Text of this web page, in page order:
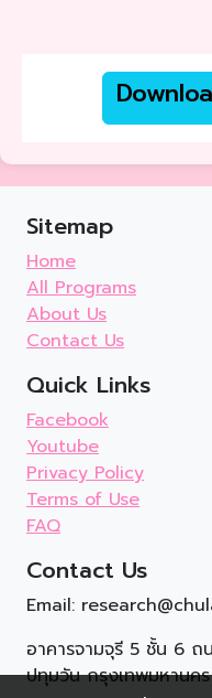
Sitemap
Home
All Programs
About Us
Contact Us
Quick Links
Facebook
Youtube
Privacy Policy
Terms of Use
FAQ
Contact Us
Email:
อาคารจามจุรี 5 ชั้น 6
ปทุมวัน กรุงเทพมหานค